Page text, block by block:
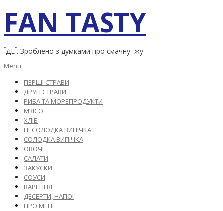
content
FAN TASTY
ЇДЕЇ. Зроблено з думками про смачну їжу
Primary
Menu
Menu
ПЕРШІ СТРАВИ
ДРУГІ СТРАВИ
РИБА ТА МОРЕПРОДУКТИ
М’ЯСО
ХЛІБ
НЕСОЛОДКА ВИПІЧКА
СОЛОДКА ВИПІЧКА
ОВОЧІ
САЛАТИ
ЗАКУСКИ
СОУСИ
ВАРЕННЯ
ДЕСЕРТИ, НАПОЇ
ПРО МЕНЕ